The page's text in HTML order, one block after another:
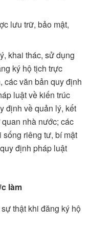
lưu trữ, bảo mật,
khai thác, sử dụng
ký hộ tịch trực
các văn bản quy định
luật về kiến trúc
định về quản lý, kết
nhà nước; các
riêng tư, bí mật
định pháp luật
làm
thật khi đăng ký hộ